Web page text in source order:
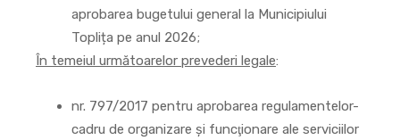
aprobarea bugetului general la Municipiului
Toplița pe anul 2026;
În temeiul următoarelor prevederi legale:
nr. 797/2017 pentru aprobarea regulamentelor-
cadru de organizare şi funcţionare ale serviciilor